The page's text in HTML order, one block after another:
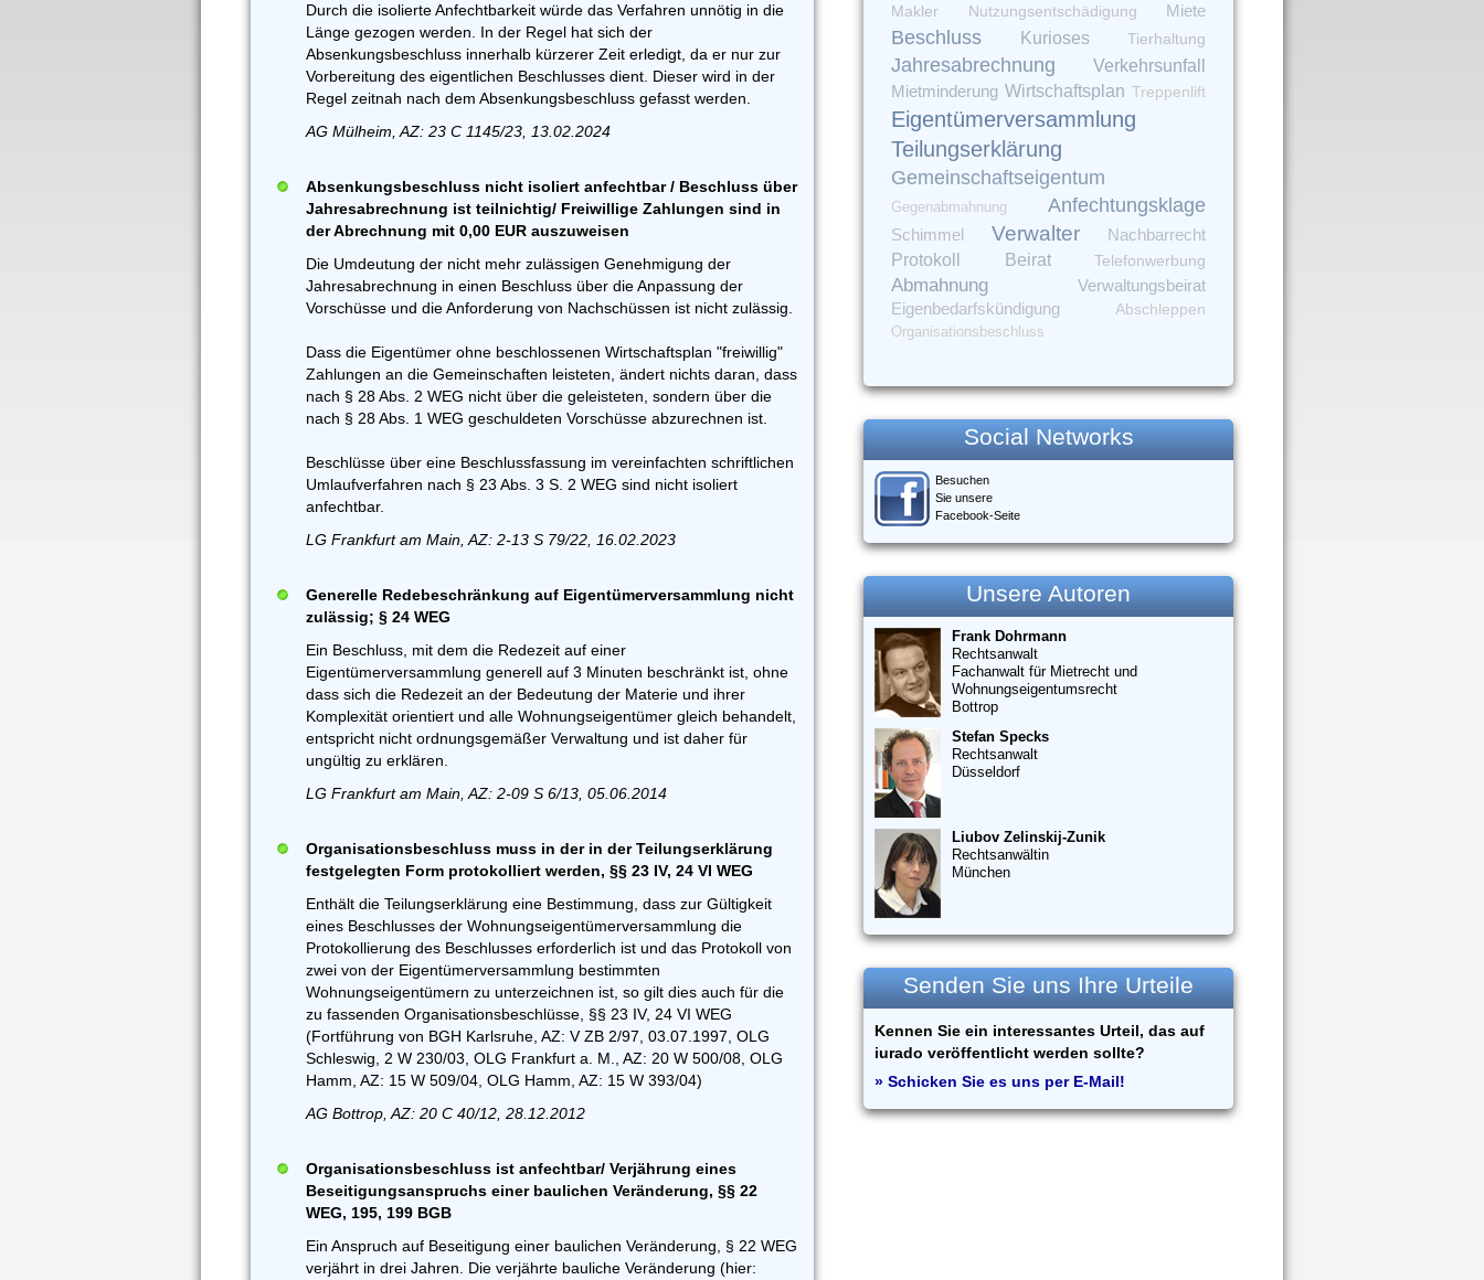
Durch die isolierte Anfechtbarkeit würde das Verfahren unnötig in die
Länge gezogen werden. In der Regel hat sich der
Absenkungsbeschluss innerhalb kürzerer Zeit erledigt, da er nur zur
Vorbereitung des eigentlichen Beschlusses dient. Dieser wird in der
Regel zeitnah nach dem Absenkungsbeschluss gefasst werden.
AG Mülheim, AZ: 23 C 1145/23, 13.02.2024
Absenkungsbeschluss nicht isoliert anfechtbar / Beschluss über
Jahresabrechnung ist teilnichtig/ Freiwillige Zahlungen sind in
der Abrechnung mit 0,00 EUR auszuweisen
Die Umdeutung der nicht mehr zulässigen Genehmigung der
Jahresabrechnung in einen Beschluss über die Anpassung der
Vorschüsse und die Anforderung von Nachschüssen ist nicht zulässig.
Dass die Eigentümer ohne beschlossenen Wirtschaftsplan "freiwillig"
Zahlungen an die Gemeinschaften leisteten, ändert nichts daran, dass
nach § 28 Abs. 2 WEG nicht über die geleisteten, sondern über die
nach § 28 Abs. 1 WEG geschuldeten Vorschüsse abzurechnen ist.
Beschlüsse über eine Beschlussfassung im vereinfachten schriftlichen
Umlaufverfahren nach § 23 Abs. 3 S. 2 WEG sind nicht isoliert
anfechtbar.
LG Frankfurt am Main, AZ: 2-13 S 79/22, 16.02.2023
Generelle Redebeschränkung auf Eigentümerversammlung nicht
zulässig; § 24 WEG
Ein Beschluss, mit dem die Redezeit auf einer
Eigentümerversammlung generell auf 3 Minuten beschränkt ist, ohne
dass sich die Redezeit an der Bedeutung der Materie und ihrer
Komplexität orientiert und alle Wohnungseigentümer gleich behandelt,
entspricht nicht ordnungsgemäßer Verwaltung und ist daher für
ungültig zu erklären.
LG Frankfurt am Main, AZ: 2-09 S 6/13, 05.06.2014
Organisationsbeschluss muss in der in der Teilungserklärung
festgelegten Form protokolliert werden, §§ 23 IV, 24 VI WEG
Enthält die Teilungserklärung eine Bestimmung, dass zur Gültigkeit
eines Beschlusses der Wohnungseigentümerversammlung die
Protokollierung des Beschlusses erforderlich ist und das Protokoll von
zwei von der Eigentümerversammlung bestimmten
Wohnungseigentümern zu unterzeichnen ist, so gilt dies auch für die
zu fassenden Organisationsbeschlüsse, §§ 23 IV, 24 VI WEG
(Fortführung von BGH Karlsruhe, AZ: V ZB 2/97, 03.07.1997, OLG
Schleswig, 2 W 230/03, OLG Frankfurt a. M., AZ: 20 W 500/08, OLG
Hamm, AZ: 15 W 509/04, OLG Hamm, AZ: 15 W 393/04)
AG Bottrop, AZ: 20 C 40/12, 28.12.2012
Organisationsbeschluss ist anfechtbar/ Verjährung eines
Beseitigungsanspruchs einer baulichen Veränderung, §§ 22
WEG, 195, 199 BGB
Ein Anspruch auf Beseitigung einer baulichen Veränderung, § 22 WEG
verjährt in drei Jahren. Die verjährte bauliche Veränderung (hier:
Makler Nutzungsentschädigung Miete
Beschluss Kurioses Tierhaltung
Jahresabrechnung Verkehrsunfall
Mietminderung Wirtschaftsplan Treppenlift
Eigentümerversammlung
Teilungserklärung
Gemeinschaftseigentum
Gegenabmahnung Anfechtungsklage
Schimmel Verwalter Nachbarrecht
Protokoll Beirat Telefonwerbung
Abmahnung Verwaltungsbeirat
Eigenbedarfskündigung
Abschleppen
Organisationsbeschluss
Social Networks
Besuchen
Sie unsere
Facebook-Seite
Unsere Autoren
Frank Dohrmann
Rechtsanwalt
Fachanwalt für Mietrecht und
Wohnungseigentumsrecht
Bottrop
Stefan Specks
Rechtsanwalt
Düsseldorf
Liubov Zelinskij-Zunik
Rechtsanwältin
München
Senden Sie uns Ihre Urteile
Kennen Sie ein interessantes Urteil, das auf
iurado veröffentlicht werden sollte?
» Schicken Sie es uns per E-Mail!